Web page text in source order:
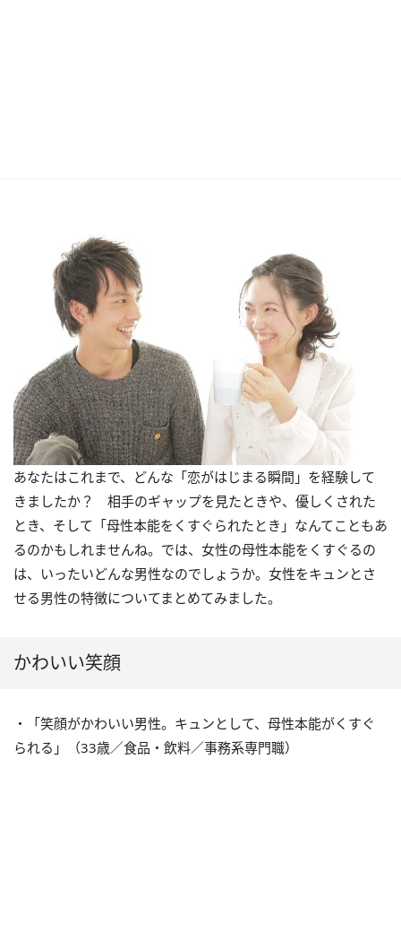
あなたはこれまで、どんな「恋がはじまる瞬間」を経験して
きましたか？ 相手のギャップを見たときや、優しくされた
とき、そして「母性本能をくすぐられたとき」なんてこともあ
るのかもしれませんね。では、女性の母性本能をくすぐるの
は、いったいどんな男性なのでしょうか。女性をキュンとさ
せる男性の特徴についてまとめてみました。
かわいい笑顔
・「笑顔がかわいい男性。キュンとして、母性本能がくすぐ
られる」（33歳／食品・飲料／事務系専門職）